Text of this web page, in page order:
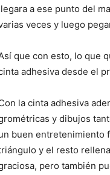
a ese punto del
veces y luego
que con esto, lo que
adhesiva desde el
la cinta adhesiva
y dibujos
buen entretenimiento
y el resto
pero también